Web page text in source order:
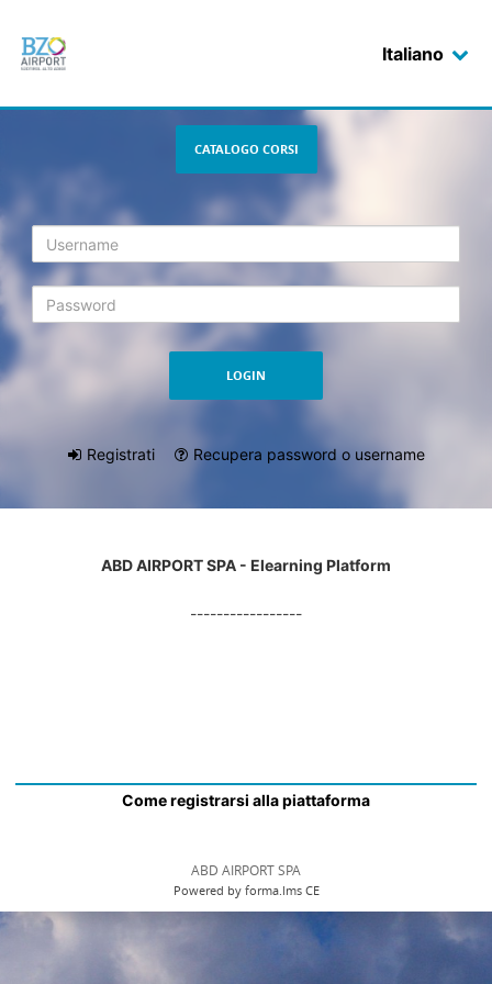
Login Italiano
CATALOGO CORSI
Registrati Recupera password o username
ABD AIRPORT SPA - Elearning Platform
-----------------
Come registrarsi alla piattaforma
ABD AIRPORT SPA
Powered by forma.lms CE